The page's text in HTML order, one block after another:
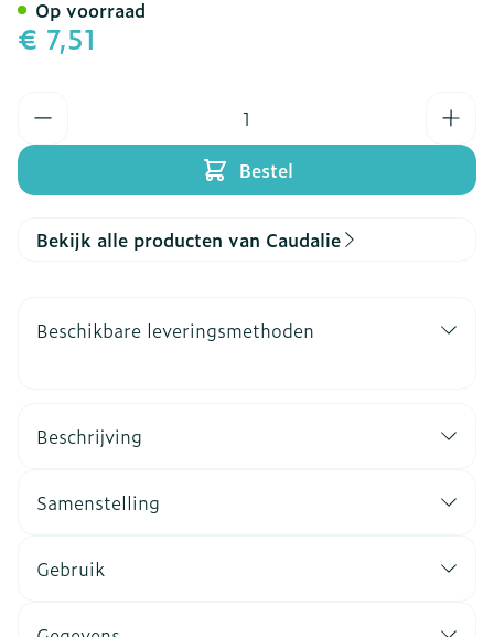
€ 7,51
Bestel
Op voorraad
Bekijk alle producten van Caudalie
Beschikbare leveringsmethoden
Beschrijving
Samenstelling
Gebruik